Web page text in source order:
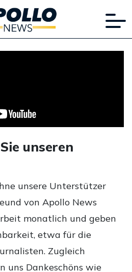
unseren
unsere Unterstützer
von Apollo News
monatlich und geben
etwa für die
Zugleich
uns Dankeschöns wie